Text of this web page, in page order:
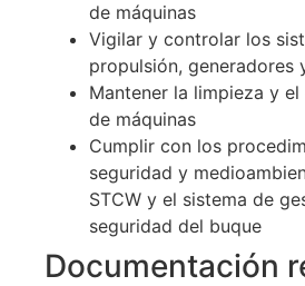
de máquinas
Vigilar y controlar los
propulsión, generadores
Mantener la limpieza y
de máquinas
Cumplir con los
seguridad y
STCW y el sistema de
seguridad del buque
Documentación